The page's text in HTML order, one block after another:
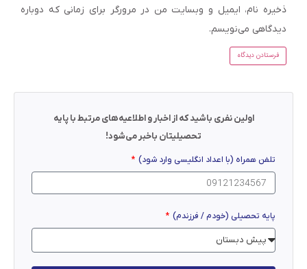
ذخیره نام، ایمیل و وبسایت من در مرورگر برای زمانی که دوباره
دیدگاهی می‌نویسم.
اولین نفری باشید که از اخبار و اطلاعیه‌های مرتبط با پایه
تحصیلیتان باخبر می‌شود!
تلفن همراه (با اعداد انگلیسی وارد شود)
پایه تحصیلی (خودم / فرزندم)